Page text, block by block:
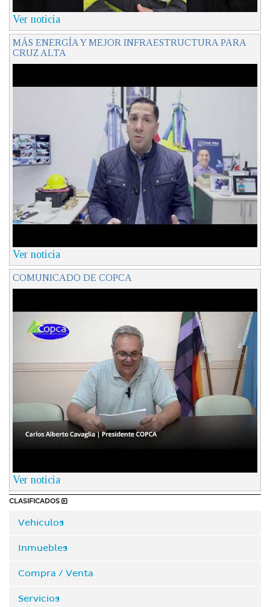
Ver noticia
MÁS ENERGÍA Y MEJOR INFRAESTRUCTURA PARA
CRUZ ALTA
Ver noticia
COMUNICADO DE COPCA
Ver noticia
CLASIFICADOS
Vehiculos
Inmuebles
Compra / Venta
Servicios